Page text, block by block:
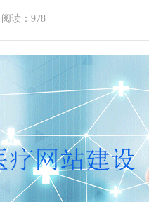
医疗
阅读：978